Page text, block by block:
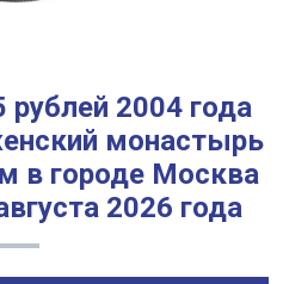
2004 года
монастырь
в городе Москва
2026 года